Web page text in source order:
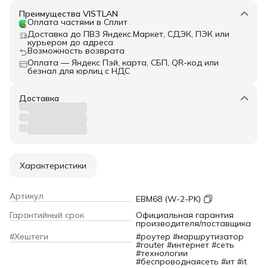
Преимущества VISTLAN
Оплата частями в Сплит
Доставка до ПВЗ Яндекс.Маркет, СДЭК, ПЭК или
курьером до адреса
Возможность возврата
Оплата — Яндекс Пэй, карта, СБП, QR-код или
безнал для юрлиц с НДС
Доставка
Характеристики
Артикул
EBM68 (W-2-PK)
Гарантийный срок
Официальная гарантия
производителя/поставщика
#Хештеги
#роутер #маршрутизатор
#router #интернет #сеть
#технологии
#беспроводнаясеть #ит #it